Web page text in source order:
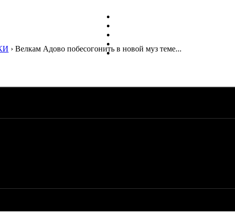
› Велкам Адово побесогонить в новой муз теме...